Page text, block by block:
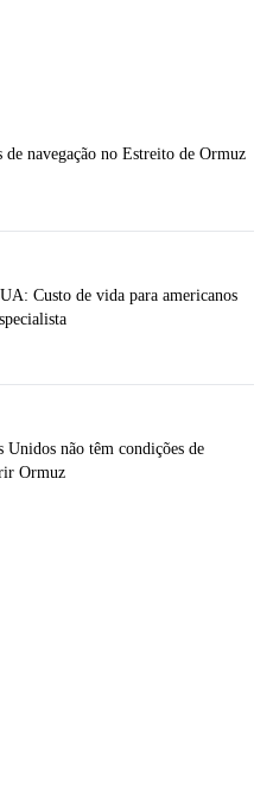
de navegação no Estreito de Ormuz
Custo de vida para americanos
Unidos não têm condições de
Ormuz